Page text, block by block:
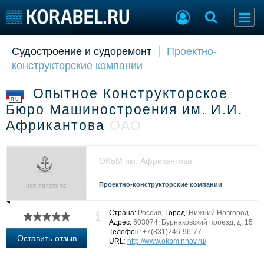
Судостроение
Пульс
Компании
Репутация
Работа
Журнал
Реклама
Торговая площадка
Доска объявлений
Оборудование
Изделия
Материалы
Выставки и семинары
Личности
Словарь
Галерея флота
Форум
Отзывы
Судостроение и судоремонт
Проектно-
конструкторские компании
RU
Опытное Конструкторское
Бюро Машиностроения им. И.И.
Африкантова ОАО
ОКБМ им. Африкантова
Проектно-конструкторские компании
Оставить отзыв
Страна: Россия, Город: Нижний Новгород
Адрес: 603074, Бурнаковский проезд, д. 15
Телефон: +7(831)246-96-77
URL: http://www.okbm.nnov.ru/